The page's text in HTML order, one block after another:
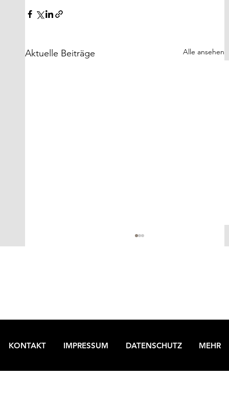
Aktuelle Beiträge Alle ansehen
KONTAKT IMPRESSUM DATENSCHUTZ MEHR